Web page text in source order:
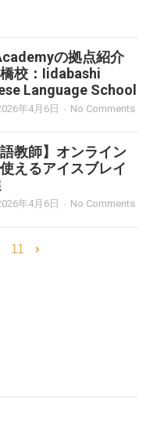
の拠点紹介
校：Iidabashi
Language School
年4月6日 No Comments
語教師】オンライン
えるアイスブレイ
年4月6日 No Comments
11